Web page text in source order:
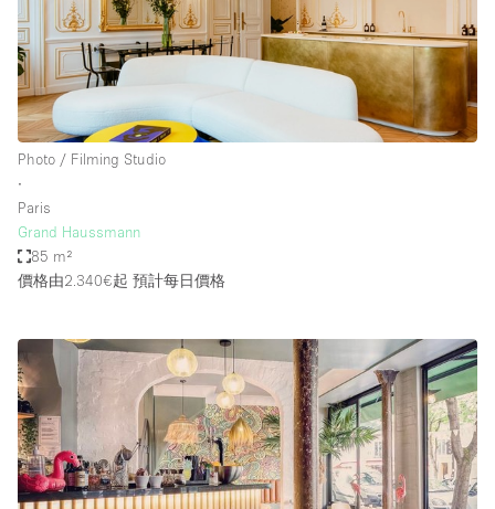
Photo / Filming Studio
∙
Paris
Grand Haussmann
85 m²
價格由2.340€起 預計每日價格